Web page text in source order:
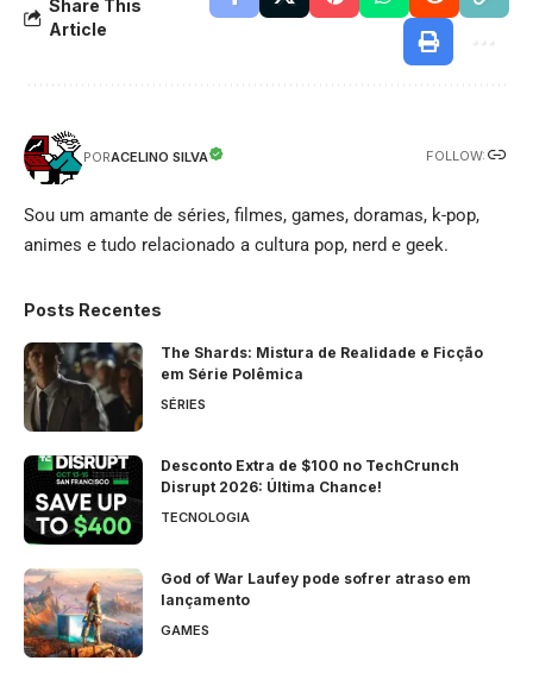
Share This
Article
PORACELINO SILVA FOLLOW:
Sou um amante de séries, filmes, games, doramas, k-pop,
animes e tudo relacionado a cultura pop, nerd e geek.
Posts Recentes
The Shards: Mistura de Realidade e Ficção
em Série Polêmica
SÉRIES
Desconto Extra de $100 no TechCrunch
Disrupt 2026: Última Chance!
TECNOLOGIA
God of War Laufey pode sofrer atraso em
lançamento
GAMES